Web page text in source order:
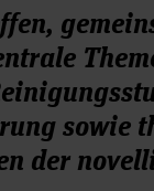
sowie
der